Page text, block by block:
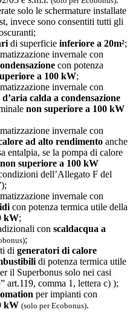
solo le schermature installate
invece sono consentiti tutti gli
di superficie inferiore a 20m²;
invernale con
con potenza
a 100 kW;
invernale con
calda a condensazione
non superiore a 100 kW
invernale con
ad alto rendimento anche
entalpia, se la pompa di calore
non superiore a 100 kW
dell’Allegato F del
invernale con
con potenza termica utile della
kW;
con scaldacqua a
;
di generatori di calore
di potenza termica utile
il Superbonus solo nei casi
art.119, comma 1, lettera c) );
per impianti con
kW (solo per Ecobonus).